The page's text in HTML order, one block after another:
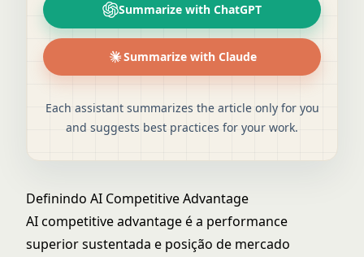
Summarize with ChatGPT
Summarize with Claude
Each assistant summarizes the article only for you
and suggests best practices for your work.
Definindo AI Competitive Advantage
AI competitive advantage é a performance
superior sustentada e posição de mercado